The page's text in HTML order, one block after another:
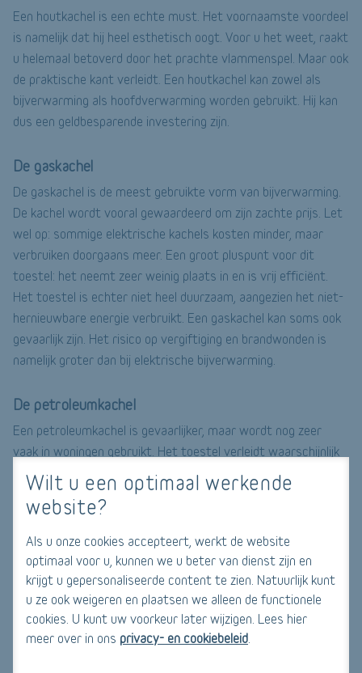
Wilt u een optimaal werkende
website?
Als u onze cookies accepteert, werkt de website
optimaal voor u, kunnen we u beter van dienst zijn en
krijgt u gepersonaliseerde content te zien. Natuurlijk kunt
u ze ook weigeren en plaatsen we alleen de functionele
cookies. U kunt uw voorkeur later wijzigen. Lees hier
meer over in ons privacy- en cookiebeleid
Een houtkachel is een echte must. Het voornaamste voordeel
is namelijk dat hij heel esthetisch oogt. Voor u het weet, raakt
u helemaal betoverd door het prachte vlammenspel. Maar ook
de praktische kant verleidt. Een houtkachel kan zowel als
bijverwarming als hoofdverwarming worden gebruikt. Hij kan
dus een geldbesparende investering zijn.
De gaskachel
De gaskachel is de meest gebruikte vorm van bijverwarming.
De kachel wordt vooral gewaardeerd om zijn zachte prijs. Let
wel op: sommige elektrische kachels kosten minder, maar
verbruiken doorgaans meer. Een groot pluspunt voor dit
toestel: het neemt zeer weinig plaats in en is vrij efficiënt.
Het toestel is echter niet heel duurzaam, aangezien het niet-
hernieuwbare energie verbruikt. Een gaskachel kan soms ook
gevaarlijk zijn. Het risico op vergiftiging en brandwonden is
namelijk groter dan bij elektrische bijverwarming.
De petroleumkachel
Een petroleumkachel is gevaarlijker, maar wordt nog zeer
vaak in woningen gebruikt. Het toestel verleidt waarschijnlijk
door zijn zeer lage aanschafkosten en zijn lage
energieverbruik. Toch kunnen de dampen die de kachel afgeeft
giftig zijn en ook het risico op ongevallen (met name
brandwonden en intoxicatie) is groter. Bovendien werkt een
petroleumkachel een hoge vochtigheidsgraad in de hand.
Het belang van ketelonderhoud
Om ervoor te zorgen dat uw verwarming lang meegaat, is het
belangrijk dat u de staat van uw apparatuur steeds door een